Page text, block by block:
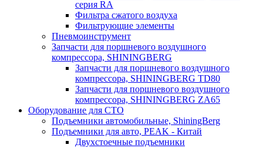
серия RA
Фильтра сжатого воздуха
Фильтрующие элементы
Пневмоинструмент
Запчасти для поршневого воздушного
компрессора, SHININGBERG
Запчасти для поршневого воздушного
компрессора, SHININGBERG TD80
Запчасти для поршневого воздушного
компрессора, SHININGBERG ZA65
Оборудование для СТО
Подъемники автомобильные, ShiningBerg
Подъемники для авто, PEAK - Китай
Двухстоечные подъемники